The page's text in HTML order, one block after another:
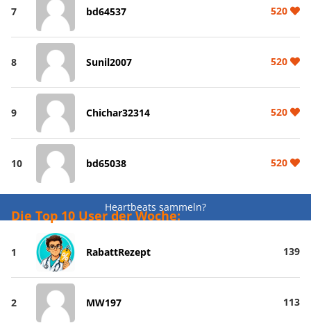
7 bd64537 520
8 Sunil2007 520
9 Chichar32314 520
10 bd65038 520
Heartbeats sammeln?
Die Top 10 User der Woche:
1 RabattRezept 139
2 MW197 113